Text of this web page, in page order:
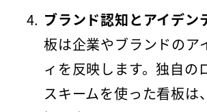
ブランド認知とアイデン
板は企業やブランドのア
ィを反映します。独自の
スキームを使った看板は